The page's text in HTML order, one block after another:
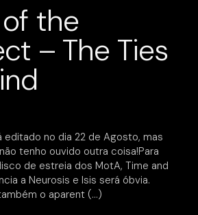
the
– The Ties
editado no dia 22 de Agosto, mas
tenho ouvido outra coisa!Para
de estreia dos MotA, Time and
a Neurosis e Isis será óbvia.
o aparent